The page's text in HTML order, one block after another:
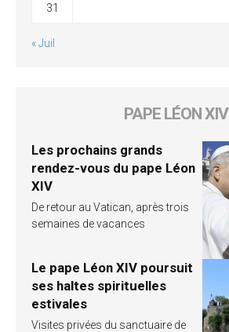
31
« Juil
PAPE LÉON XIV
Les prochains grands
rendez-vous du pape Léon
XIV
De retour au Vatican, après trois
semaines de vacances
Le pape Léon XIV poursuit
ses haltes spirituelles
estivales
Visites privées du sanctuaire de